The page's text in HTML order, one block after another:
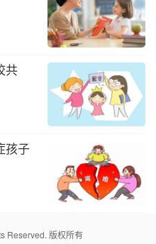
共
孩子
Reserved. 版权所有